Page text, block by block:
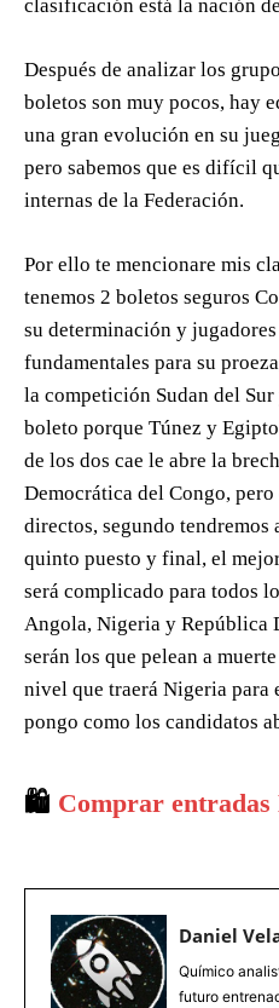
clasificación está la nación
Después de analizar los
boletos son muy pocos, hay
una gran evolución en su
pero sabemos que es difícil
internas de la Federación.
Por ello te mencionare mis
tenemos 2 boletos seguros
su determinación y
fundamentales para su
la competición Sudan del
boleto porque Túnez y
de los dos cae le abre la
Democrática del Congo,
directos, segundo tendremos
quinto puesto y final, el
será complicado para todos
Angola, Nigeria y República
serán los que pelean a
nivel que traerá Nigeria para
pongo como los candidatos
🛍️ Comprar
Daniel
Químico
futuro